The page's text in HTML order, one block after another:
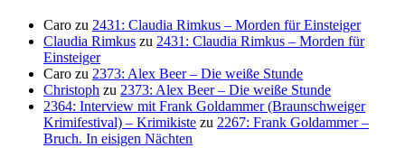
Caro zu 2431: Claudia Rimkus – Morden für Einsteiger
Claudia Rimkus zu 2431: Claudia Rimkus – Morden für
Einsteiger
Caro zu 2373: Alex Beer – Die weiße Stunde
Christoph zu 2373: Alex Beer – Die weiße Stunde
2364: Interview mit Frank Goldammer (Braunschweiger
Krimifestival) – Krimikiste zu 2267: Frank Goldammer –
Bruch. In eisigen Nächten